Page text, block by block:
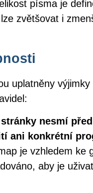
písma je
zvětšovat i
uplatněny
nesmí
ani konkrétní
je vzhledem ke
aby je